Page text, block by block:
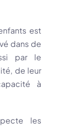
est
dans de
par le
de leur
à
les